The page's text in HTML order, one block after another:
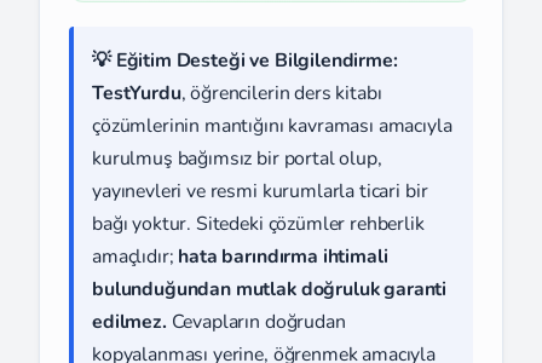
💡 Eğitim Desteği ve Bilgilendirme:
TestYurdu, öğrencilerin ders kitabı
çözümlerinin mantığını kavraması amacıyla
kurulmuş bağımsız bir portal olup,
yayınevleri ve resmi kurumlarla ticari bir
bağı yoktur. Sitedeki çözümler rehberlik
amaçlıdır; hata barındırma ihtimali
bulunduğundan mutlak doğruluk garanti
edilmez. Cevapların doğrudan
kopyalanması yerine, öğrenmek amacıyla